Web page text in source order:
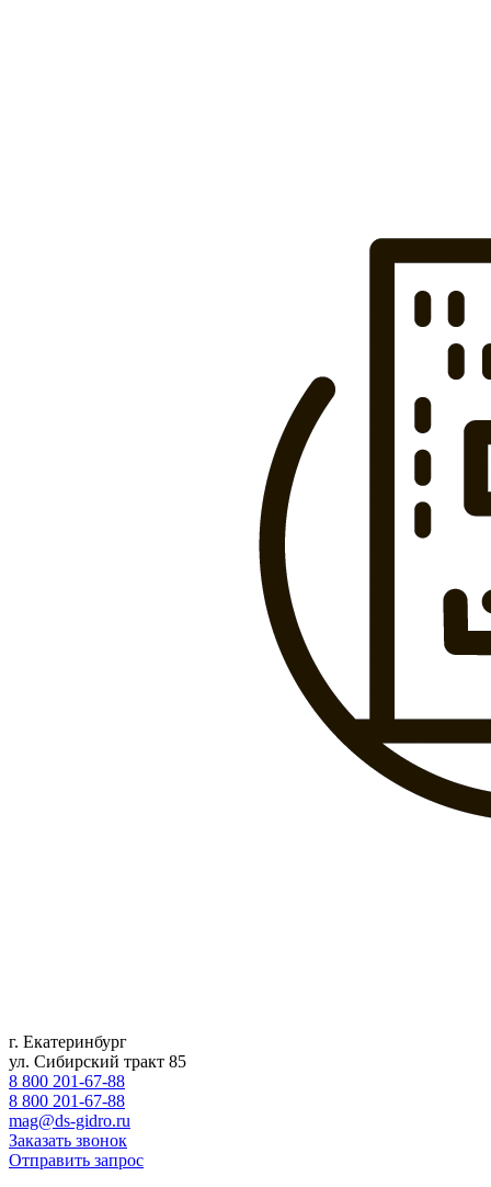
г. Екатеринбург
ул. Сибирский тракт 85
8 800 201-67-88
8 800 201-67-88
mag@ds-gidro.ru
Заказать звонок
Отправить запрос